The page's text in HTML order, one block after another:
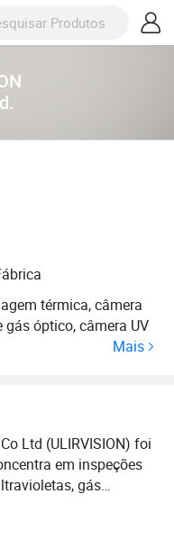
térmica, câmera
gás óptico, câmera UV
Mais
Ltd (ULIRVISION) foi
em inspeções
gás
tecnologia,